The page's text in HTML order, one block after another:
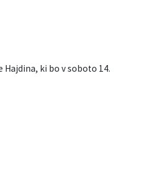
ki bo v soboto 14.